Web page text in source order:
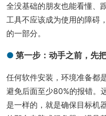
全没基础的朋友也能看懂、
工具不应该成为使用的障碍
的一部分。
第一步：动手之前，先
任何软件安装，环境准备都
避免后面至少80%的报错。
是一样的，就是确保目标机